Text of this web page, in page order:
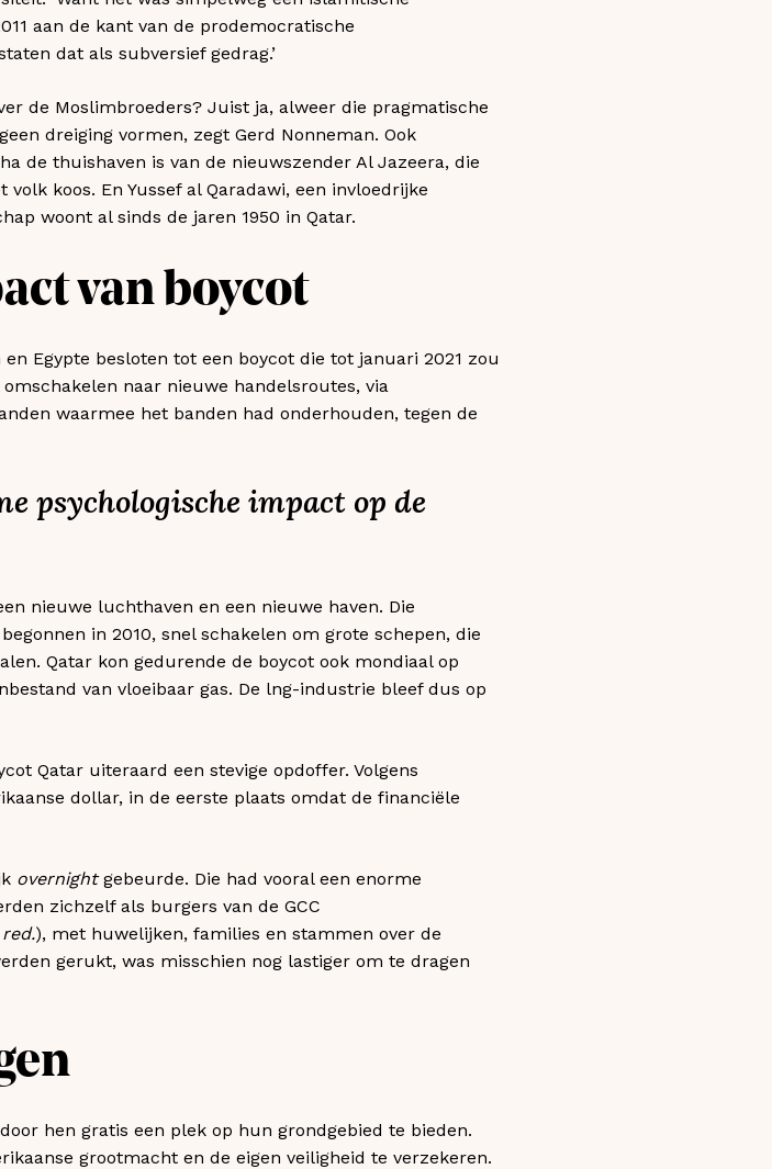
aan de kant van de prodemocratische
dat als subversief gedrag.’
de Moslimbroeders? Juist ja, alweer die pragmatische
dreiging vormen, zegt Gerd Nonneman. Ook
de thuishaven is van de nieuwszender Al Jazeera, die
koos. En Yussef al Qaradawi, een invloedrijke
woont al sinds de jaren 1950 in Qatar.
van boycot
Egypte besloten tot een boycot die tot januari 2021 zou
naar nieuwe handelsroutes, via
waarmee het banden had onderhouden, tegen de
psychologische impact op de
nieuwe luchthaven en een nieuwe haven. Die
in 2010, snel schakelen om grote schepen, die
Qatar kon gedurende de boycot ook mondiaal op
van vloeibaar gas. De lng-industrie bleef dus op
Qatar uiteraard een stevige opdoffer. Volgens
dollar, in de eerste plaats omdat de financiële
overnightgebeurde. Die had vooral een enorme
zichzelf als burgers van de GCC
), met huwelijken, families en stammen over de
gerukt, was misschien nog lastiger om te dragen
hen gratis een plek op hun grondgebied te bieden.
grootmacht en de eigen veiligheid te verzekeren.